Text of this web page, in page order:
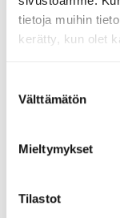
tietoja muihin
kerätty, kun olet
valinta
Välttämätön
Mieltymykset
Tilastot